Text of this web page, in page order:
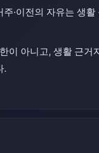
·이전의 자유는 생
이 아니고, 생활 근거
.